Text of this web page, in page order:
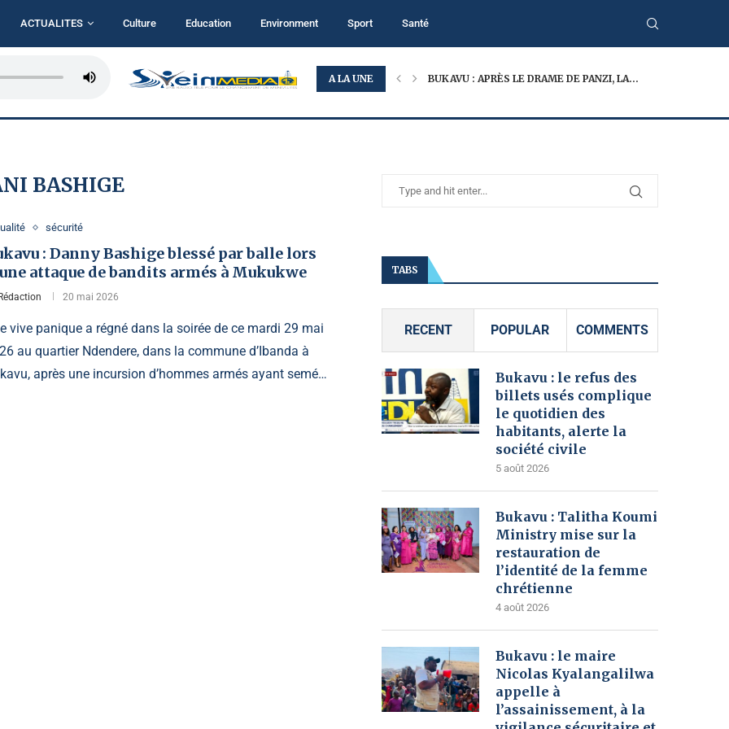
ACTUALITES Culture Education Environment Sport Santé
A LA UNE
RDC : L’AFC/M23 ACCUSE LE RÉGIME DE KINSHASA... BUKAVU : APRÈS LE DRAME DE PANZI, LA...
BASHIGE
sécurité
: Danny Bashige blessé par balle lors
attaque de bandits armés à Mukukwe
20 mai 2026
vive panique a régné dans la soirée de ce mardi 29 mai
au quartier Ndendere, dans la commune d’Ibanda à
après une incursion d’hommes armés ayant semé…
TABS
RECENT POPULAR COMMENTS
Bukavu : le refus des
billets usés complique
le quotidien des
habitants, alerte la
société civile
5 août 2026
Bukavu : Talitha Koumi
Ministry mise sur la
restauration de
l’identité de la femme
chrétienne
4 août 2026
Bukavu : le maire
Nicolas Kyalangalilwa
appelle à
l’assainissement, à la